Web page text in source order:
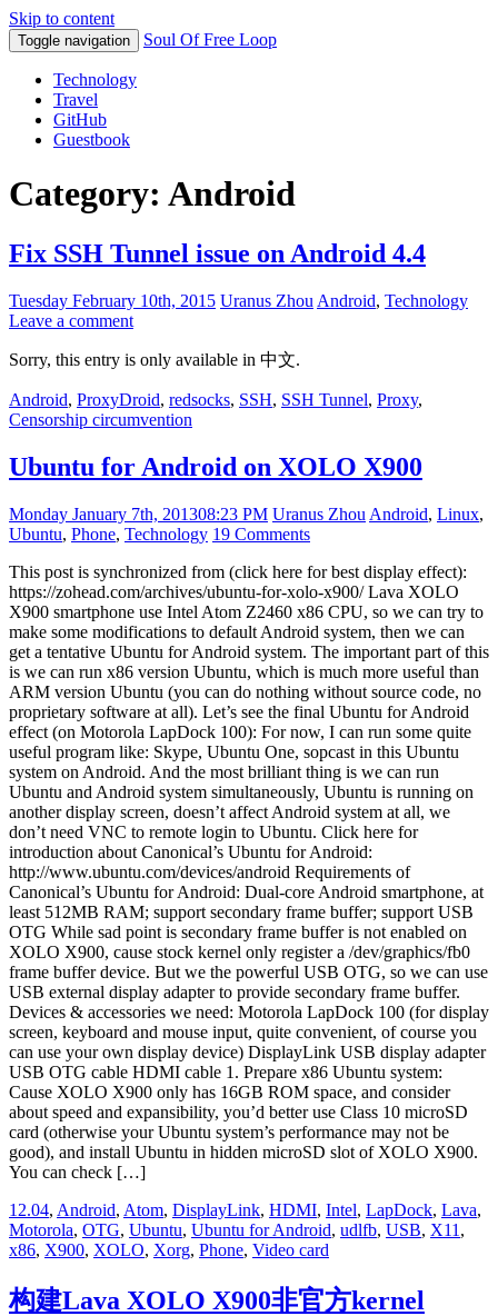
Skip to content
Toggle navigation Soul Of Free Loop
Technology
Travel
GitHub
Guestbook
Category: Android
Fix SSH Tunnel issue on Android 4.4
Tuesday February 10th, 2015 Uranus Zhou Android, Technology
Leave a comment
Sorry, this entry is only available in 中文.
Android, ProxyDroid, redsocks, SSH, SSH Tunnel, Proxy,
Censorship circumvention
Ubuntu for Android on XOLO X900
Monday January 7th, 201308:23 PM Uranus Zhou Android, Linux,
Ubuntu, Phone, Technology 19 Comments
This post is synchronized from (click here for best display effect):
https://zohead.com/archives/ubuntu-for-xolo-x900/ Lava XOLO
X900 smartphone use Intel Atom Z2460 x86 CPU, so we can try to
make some modifications to default Android system, then we can
get a tentative Ubuntu for Android system. The important part of this
is we can run x86 version Ubuntu, which is much more useful than
ARM version Ubuntu (you can do nothing without source code, no
proprietary software at all). Let’s see the final Ubuntu for Android
effect (on Motorola LapDock 100): For now, I can run some quite
useful program like: Skype, Ubuntu One, sopcast in this Ubuntu
system on Android. And the most brilliant thing is we can run
Ubuntu and Android system simultaneously, Ubuntu is running on
another display screen, doesn’t affect Android system at all, we
don’t need VNC to remote login to Ubuntu. Click here for
introduction about Canonical’s Ubuntu for Android:
http://www.ubuntu.com/devices/android Requirements of
Canonical’s Ubuntu for Android: Dual-core Android smartphone, at
least 512MB RAM; support secondary frame buffer; support USB
OTG While sad point is secondary frame buffer is not enabled on
XOLO X900, cause stock kernel only register a /dev/graphics/fb0
frame buffer device. But we the powerful USB OTG, so we can use
USB external display adapter to provide secondary frame buffer.
Devices & accessories we need: Motorola LapDock 100 (for display
screen, keyboard and mouse input, quite convenient, of course you
can use your own display device) DisplayLink USB display adapter
USB OTG cable HDMI cable 1. Prepare x86 Ubuntu system:
Cause XOLO X900 only has 16GB ROM space, and consider
about speed and expansibility, you’d better use Class 10 microSD
card (otherwise your Ubuntu system’s performance may not be
good), and install Ubuntu in hidden microSD slot of XOLO X900.
You can check […]
12.04, Android, Atom, DisplayLink, HDMI, Intel, LapDock, Lava,
Motorola, OTG, Ubuntu, Ubuntu for Android, udlfb, USB, X11 ,
x86, X900, XOLO, Xorg, Phone, Video card
构建Lava XOLO X900非官方kernel